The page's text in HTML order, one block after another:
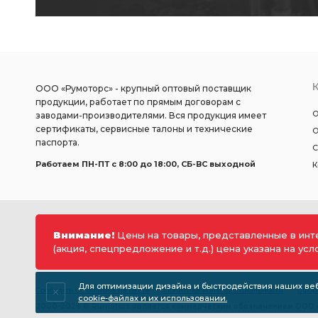
ООО «Румоторс» - крупный оптовый поставщик
продукции, работает по прямым договорам с
заводами-производителями. Вся продукция имеет
сертификаты, сервисные талоны и технические
паспорта.
Работаем ПН-ПТ c 8:00 до 18:00, СБ-ВС выходной
Внимание! Цены на товары, представленные в
(акция, спецпредложение и т.д.) цена указана на
Сообщить об ошибке на сайте Политика конфиденциальности
Для оптимизации дизайна и быстродействия наших
cookie-файлах и их использовании.